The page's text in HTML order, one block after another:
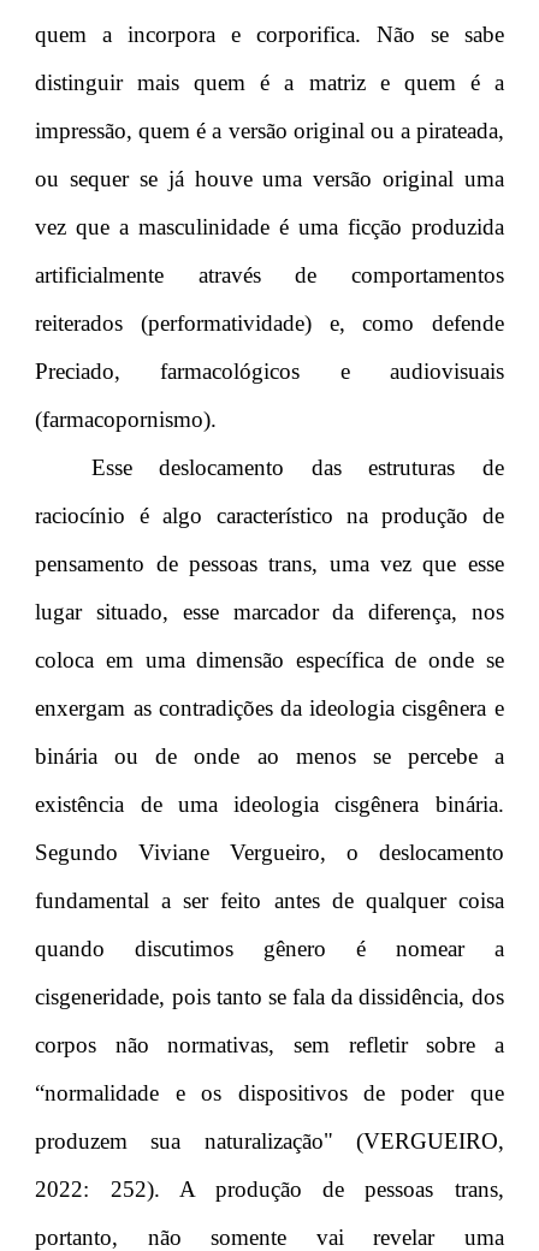
quem a incorpora e corporifica. Não se sabe
distinguir mais quem é a matriz e quem é a
impressão, quem é a versão original ou a pirateada,
ou sequer se já houve uma versão original uma
vez que a masculinidade é uma ficção produzida
artificialmente através de comportamentos
reiterados (performatividade) e, como defende
Preciado, farmacológicos e audiovisuais
(farmacopornismo).
Esse deslocamento das estruturas de
raciocínio é algo característico na produção de
pensamento de pessoas trans, uma vez que esse
lugar situado, esse marcador da diferença, nos
coloca em uma dimensão específica de onde se
enxergam as contradições da ideologia cisgênera e
binária ou de onde ao menos se percebe a
existência de uma ideologia cisgênera binária.
Segundo Viviane Vergueiro, o deslocamento
fundamental a ser feito antes de qualquer coisa
quando discutimos gênero é nomear a
cisgeneridade, pois tanto se fala da dissidência, dos
corpos não normativas, sem refletir sobre a
“normalidade e os dispositivos de poder que
produzem sua naturalização" (VERGUEIRO,
2022: 252). A produção de pessoas trans,
portanto, não somente vai revelar uma